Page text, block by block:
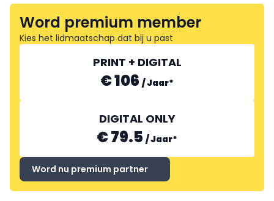
Word premium member
Kies het lidmaatschap dat bij u past
PRINT + DIGITAL
€ 106 /Jaar*
DIGITAL ONLY
€ 79.5 /Jaar*
Word nu premium partner